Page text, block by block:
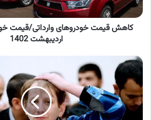
11
اردیبهشت
1402
اردیبهشت 1402
«بابک
زنجانی»
دیگر
اعدام
نمی
شود!